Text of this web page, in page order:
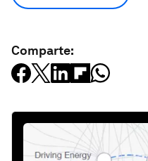
Comparte: